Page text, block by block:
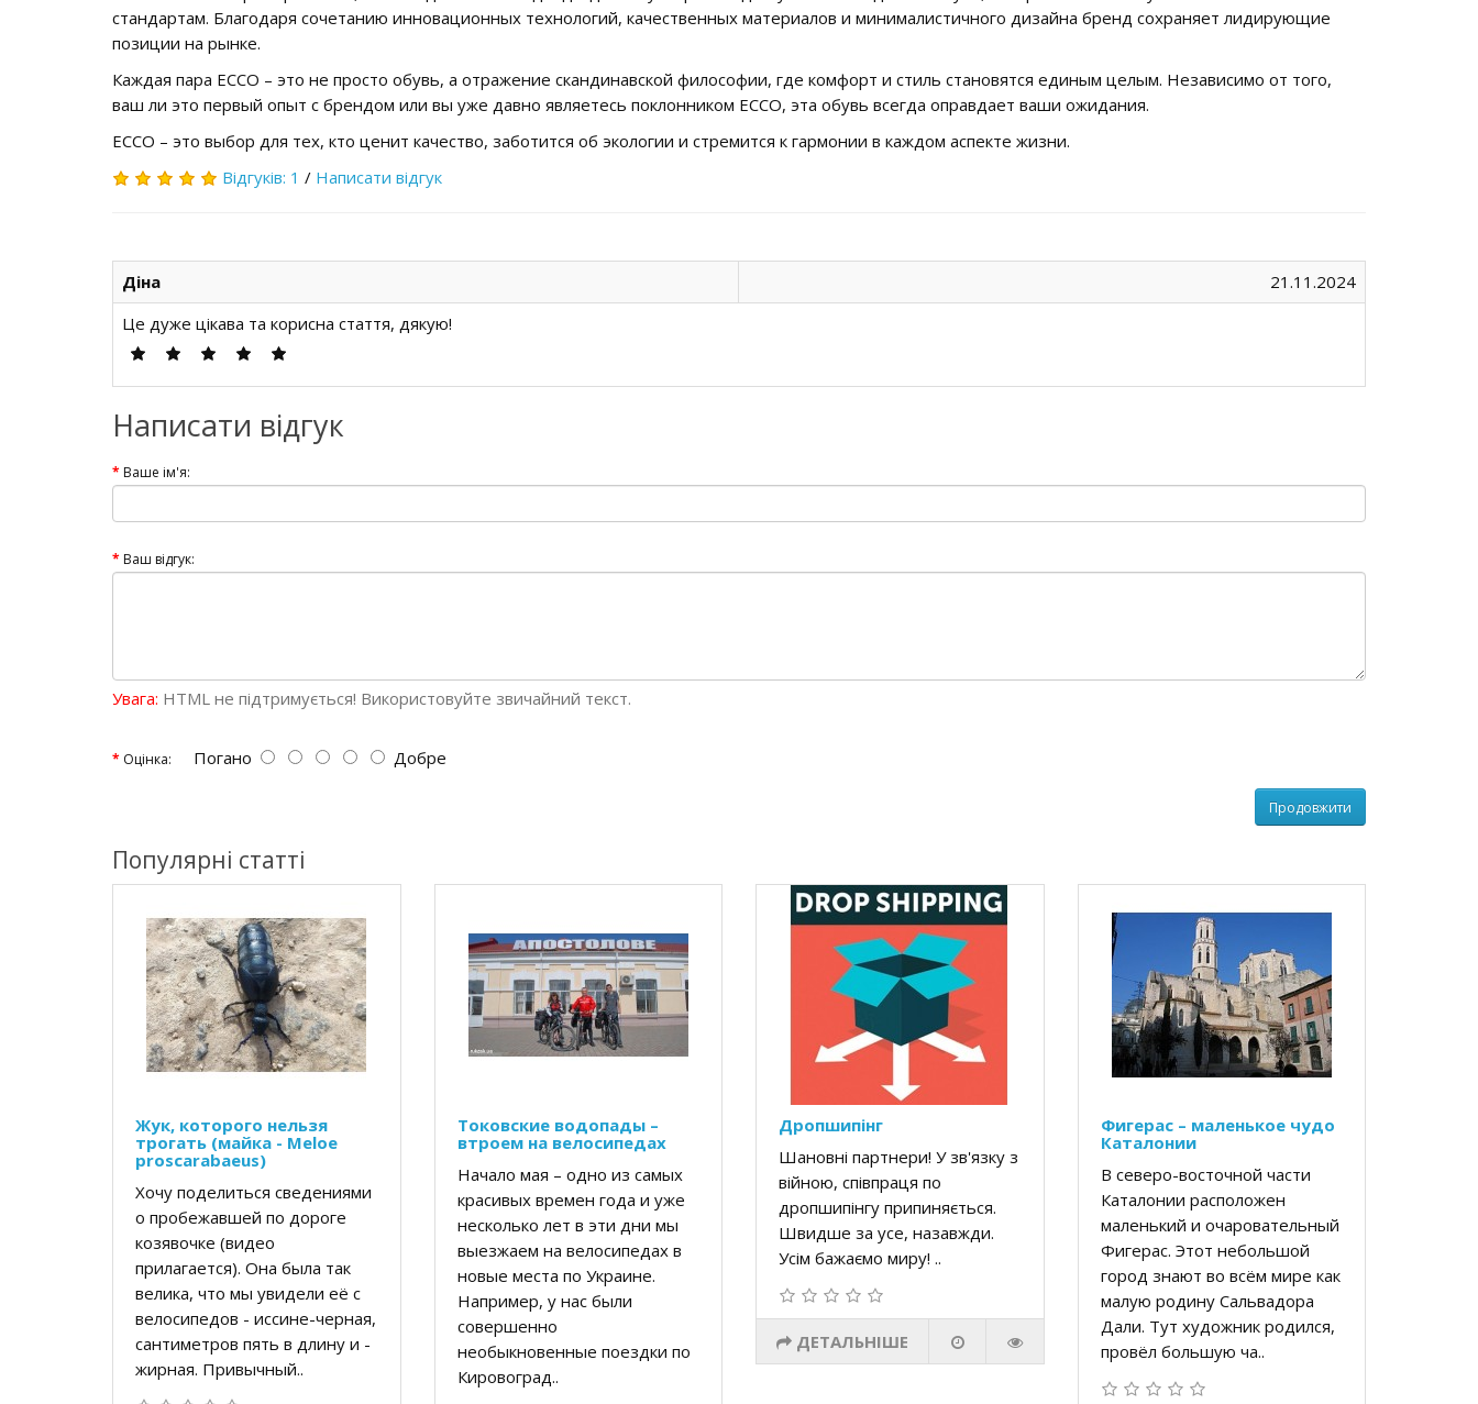
стандартам. Благодаря сочетанию инновационных технологий, качественных материалов и минималистичного дизайна бренд сохраняет лидирующие
позиции на рынке.
Каждая пара ECCO – это не просто обувь, а отражение скандинавской философии, где комфорт и стиль становятся единым целым. Независимо от того,
ваш ли это первый опыт с брендом или вы уже давно являетесь поклонником ECCO, эта обувь всегда оправдает ваши ожидания.
ECCO – это выбор для тех, кто ценит качество, заботится об экологии и стремится к гармонии в каждом аспекте жизни.
Відгуків: 1 / Написати відгук
Діна
21.11.2024
Це дуже цікава та корисна стаття, дякую!
Написати відгук
Ваше ім'я:
Ваш відгук:
Увага: HTML не підтримується! Використовуйте звичайний текст.
Оцінка: Погано Добре
Продовжити
Популярні статті
Жук, которого нельзя
трогать (майка - Meloe
proscarabaeus)
Хочу поделиться сведениями
о пробежавшей по дороге
козявочке (видео
прилагается). Она была так
велика, что мы увидели её с
велосипедов - иссине-черная,
сантиметров пять в длину и -
жирная. Привычный..
Токовские водопады –
втроем на велосипедах
Начало мая – одно из самых
красивых времен года и уже
несколько лет в эти дни мы
выезжаем на велосипедах в
новые места по Украине.
Например, у нас были
совершенно
необыкновенные поездки по
Кировоград..
Дропшипінг
Шановні партнери! У зв'язку з
війною, співпраця по
дропшипінгу припиняється.
Швидше за усе, назавжди.
Усім бажаємо миру! ..
ДЕТАЛЬНІШЕ
Фигерас – маленькое чудо
Каталонии
В северо-восточной части
Каталонии расположен
маленький и очаровательный
Фигерас. Этот небольшой
город знают во всём мире как
малую родину Сальвадора
Дали. Тут художник родился,
провёл большую ча..